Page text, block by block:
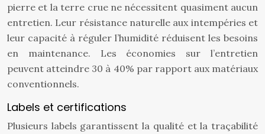
pierre et la terre crue ne nécessitent quasiment aucun
entretien. Leur résistance naturelle aux intempéries et
leur capacité à réguler l’humidité réduisent les besoins
en maintenance. Les économies sur l’entretien
peuvent atteindre 30 à 40% par rapport aux matériaux
conventionnels.
Labels et certifications
Plusieurs labels garantissent la qualité et la traçabilité